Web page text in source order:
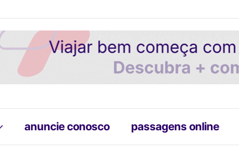
anuncie conosco passagens online